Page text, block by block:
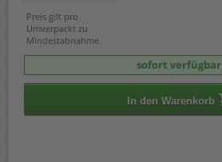
Preis gilt pro
Umverpackt zu
Mindestabnahme
sofort verfügbar
In den Warenkorb